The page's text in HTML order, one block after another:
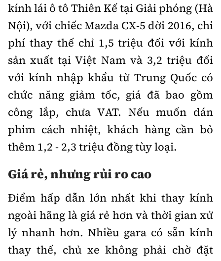
kính lái ô tô Thiên Kế tại Giải phóng (Hà
Nội), với chiếc Mazda CX-5 đời 2016, chi
phí thay thế chỉ 1,5 triệu đối với kính
sản xuất tại Việt Nam và 3,2 triệu đối
với kính nhập khẩu từ Trung Quốc có
chức năng giảm tốc, giá đã bao gồm
công lắp, chưa VAT. Nếu muốn dán
phim cách nhiệt, khách hàng cần bỏ
thêm 1,2 - 2,3 triệu đồng tùy loại.
Giá rẻ, nhưng rủi ro cao
Điểm hấp dẫn lớn nhất khi thay kính
ngoài hãng là giá rẻ hơn và thời gian xử
lý nhanh hơn. Nhiều gara có sẵn kính
thay thế, chủ xe không phải chờ đặt